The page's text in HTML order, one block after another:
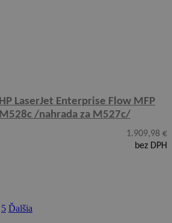
HP LaserJet Enterprise Flow MFP
M528c /nahrada za M527c/
1.909,98 €
bez DPH
5 Ďalšia